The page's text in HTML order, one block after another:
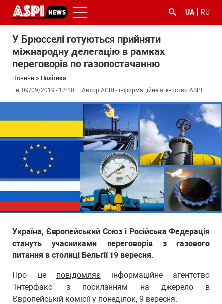
UA RU
У Брюсселі готуються прийняти
міжнародну делегацію в рамках
переговорів по газопостачанню
Новини » Політика
пн, 09/09/2019 - 12:10
Автор:АСПІ - інформаційне агентство ASPI
Україна, Європейський Союз і Російська Федерація
стануть учасниками переговорів з газового
питання в столиці Бельгії 19 вересня.
Про це повідомляє інформаційне агентство
"Інтерфакс" з посиланням на джерело в
Європейській комісії у понеділок, 9 вересня.
з
#ДФС #Київ #коронавірус